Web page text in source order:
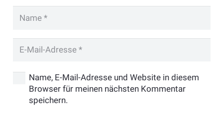
Name, E-Mail-Adresse und Website in diesem
Browser für meinen nächsten Kommentar
speichern.